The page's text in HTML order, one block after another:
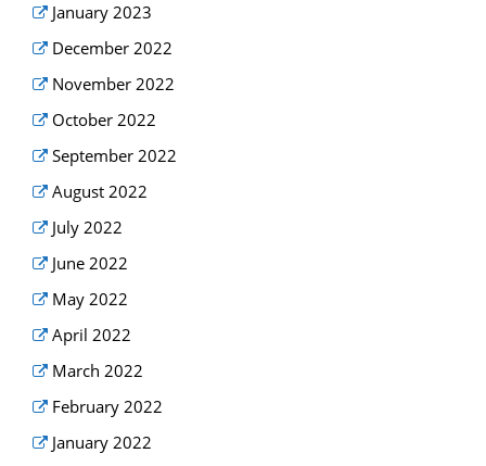
January 2023
December 2022
November 2022
October 2022
September 2022
August 2022
July 2022
June 2022
May 2022
April 2022
March 2022
February 2022
January 2022